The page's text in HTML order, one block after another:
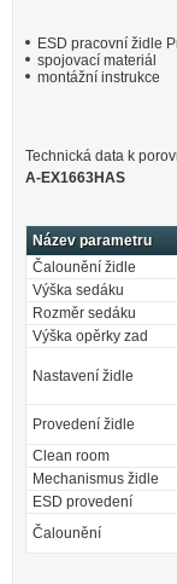
ESD pracovní židle
spojovací materiál
montážní instrukce
Technická data k
A-EX1663HAS
Název parametru
Čalounění židle
Výška sedáku
Rozměr sedáku
Výška opěrky zad
Nastavení židle
Provedení židle
Clean room
Mechanismus židle
ESD provedení
Čalounění